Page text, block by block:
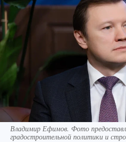
Владимир Ефимов. Фото
градостроительной политики и